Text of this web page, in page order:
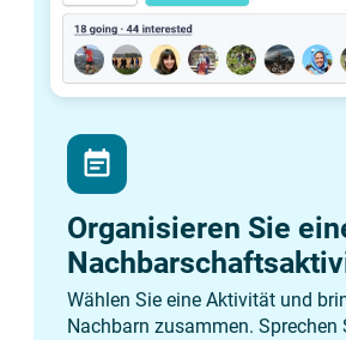
event_note
Organisieren Sie
Wählen Sie eine Aktivität und
Nachbarn zusammen. Sprechen